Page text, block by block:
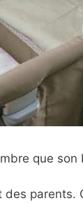
que son
parents.